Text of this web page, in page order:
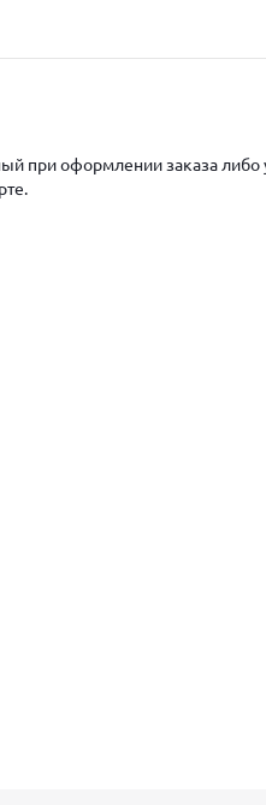
при оформлении заказа либо